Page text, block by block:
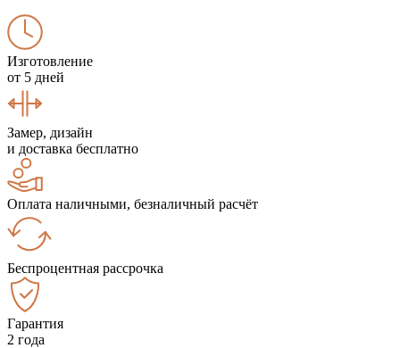
Изготовление
от 5 дней
Замер, дизайн
и доставка бесплатно
Оплата наличными, безналичный расчёт
Беспроцентная рассрочка
Гарантия
2 года